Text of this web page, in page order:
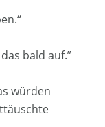
bald auf.”
würden